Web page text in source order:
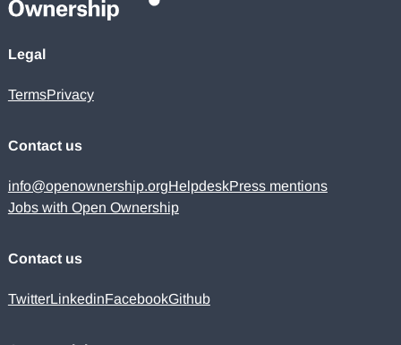
Legal
TermsPrivacy
Contact us
info@openownership.orgHelpdeskPress mentions
Jobs with Open Ownership
Contact us
TwitterLinkedinFacebookGithub